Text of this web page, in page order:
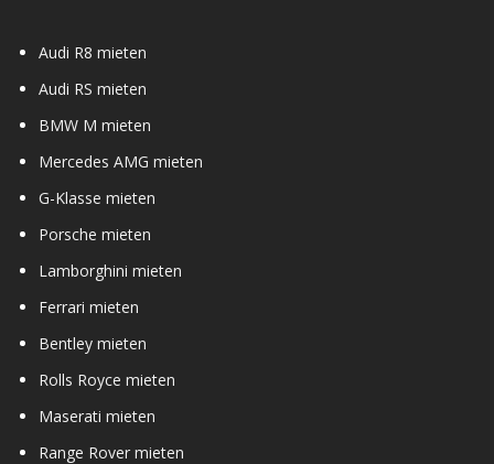
Audi R8 mieten
Audi RS mieten
BMW M mieten
Mercedes AMG mieten
G-Klasse mieten
Porsche mieten
Lamborghini mieten
Ferrari mieten
Bentley mieten
Rolls Royce mieten
Maserati mieten
Range Rover mieten